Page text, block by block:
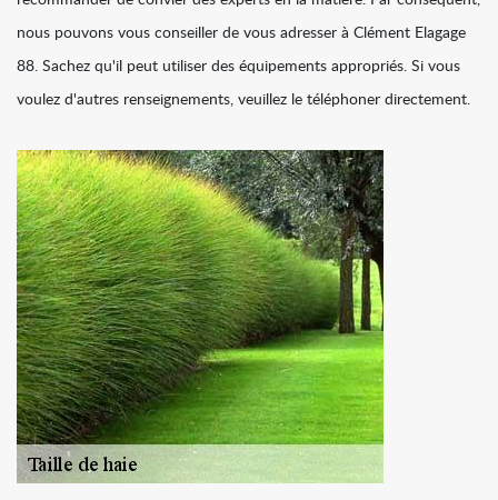
nous pouvons vous conseiller de vous adresser à Clément Elagage
88. Sachez qu'il peut utiliser des équipements appropriés. Si vous
voulez d'autres renseignements, veuillez le téléphoner directement.